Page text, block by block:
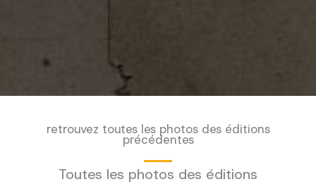
retrouvez toutes les photos des éditions
précédentes
Toutes les photos des éditions